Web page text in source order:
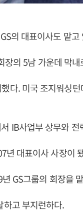
의 대표이사도 맡고
장의 5남 가운데 막
다. 미국 조지워싱
IB사업부 상무와
년 대표이사 사장이
GS그룹의 회장을
하고 부지런하다.